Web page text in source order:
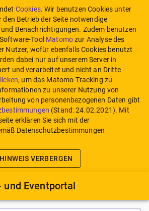
Cookies. Wir benutzen Cookies unter
Betrieb der Seite notwendige
Benachrichtigungen. Zudem benutzen
Tool Matomozur Analyse des
Nutzer, wofür ebenfalls Cookies benutzt
dabei nur auf unserem Server in
und verarbeitet und nicht an Dritte
, um das Matomo-Tracking zu
zu unserer Nutzung von
von personenbezogenen Daten gibt
(Stand:24.02.2021). Mit
erklären Sie sich mit der
Datenschutzbestimmungen
HINWEIS VERBERGEN
und Eventportal